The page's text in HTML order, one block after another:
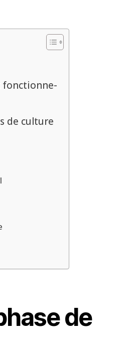
fonctionne-
de culture
de